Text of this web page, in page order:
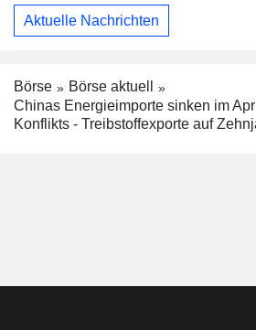
Aktuelle Nachrichten
Börse
Börse aktuell
Chinas Energieimporte sinken im
Konflikts - Treibstoffexporte auf